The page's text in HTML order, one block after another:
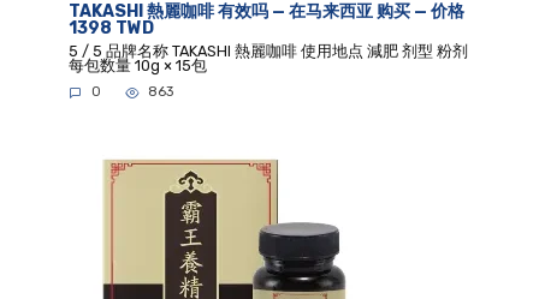
TAKASHI 熱麗咖啡 有效吗 — 在马来西亚 购买 — 价格
1398 TWD
5 / 5 品牌名称 TAKASHI 熱麗咖啡 使用地点 減肥 剂型 粉剂
每包数量 10g × 15包
0 863